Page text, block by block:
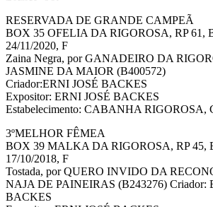
RESERVADA DE GRANDE CAMPEÃ
BOX 35 OFELIA DA RIGOROSA, RP 61,
24/11/2020, F
Zaina Negra, por GANADEIRO DA
JASMINE DA MAIOR (B400572)
Criador:ERNI JOSÉ BACKES
Expositor: ERNI JOSÉ BACKES
Estabelecimento: CABANHA RIGOROSA,
3ºMELHOR FÊMEA
BOX 39 MALKA DA RIGOROSA, RP 45,
17/10/2018, F
Tostada, por QUERO INVIDO DA
NAJA DE PAINEIRAS (B243276) Criador:
BACKES